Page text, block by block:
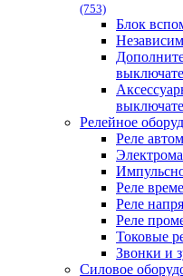
(753)
Блок
Релейное
Реле
Реле
Реле
Реле
Токовые
Звонки и
Силовое